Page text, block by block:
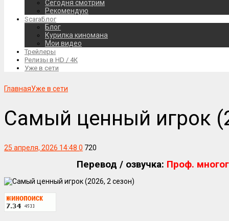
Сегодня смотрим
Рекомендую
ScaraБлог
Блог
Курилка киномана
Мои видео
Трейлеры
Релизы в HD / 4К
Уже в сети
ГлавнаяУже в сети
Самый ценный игрок
25 апреля, 2026 14:48 0 720
Перевод / озвучка: Проф.